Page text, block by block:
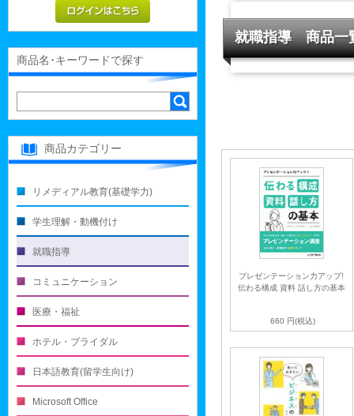
就職指導 商品一
プレゼンテーション力アップ!
伝わる構成 資料 話し方の基本
660 円(税込)
商品名･キーワードで探す
商品カテゴリー
リメディアル教育(基礎学力)
学生理解・動機付け
就職指導
コミュニケーション
医療・福祉
ホテル・ブライダル
日本語教育(留学生向け)
Microsoft Office